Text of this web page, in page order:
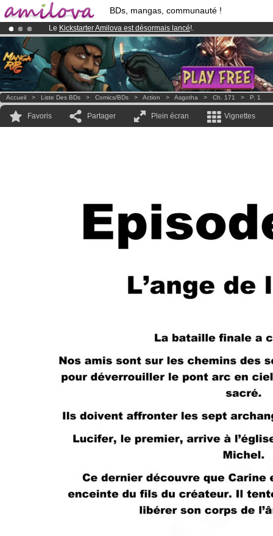
BDs, mangas, communauté !
Le Kickstarter Amilova est désormais lancé!.
Abonnement premium: à partir de3.95 eurospar mois !Clique ici
Déjà 100000membreset 1000BDs & Mangas!
Accueil > Liste Des BDs > Comics/BDs > Action > Asgotha > Ch. 171 > P. 1
Favoris Partager Plein écran Vignettes